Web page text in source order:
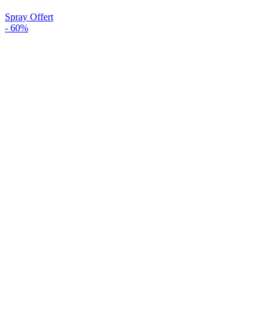
Spray Offert
- 60%